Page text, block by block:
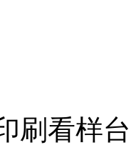
刷看样